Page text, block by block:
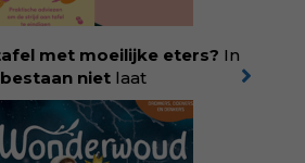
het boek via
nijgh-van-
in-eigen-buik
met moeilijke eters? In
niet laat
lactatiekundigeRolinde
er schuilgaat achter
zorgen baart. Met